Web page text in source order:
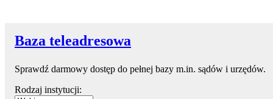
Baza teleadresowa
Sprawdź darmowy dostęp do pełnej bazy m.in. sądów i urzędów.
Rodzaj instytucji: